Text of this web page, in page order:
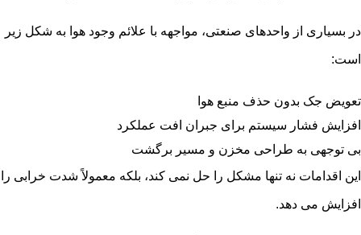
در بسیاری از واحدهای صنعتی، مواجهه با علائم وجود هوا به شکل زیر
است:
تعویض جک بدون حذف منبع هوا
افزایش فشار سیستم برای جبران افت عملکرد
بی توجهی به طراحی مخزن و مسیر برگشت
این اقدامات نه تنها مشکل را حل نمی کند، بلکه معمولاً شدت خرابی را
افزایش می دهد.